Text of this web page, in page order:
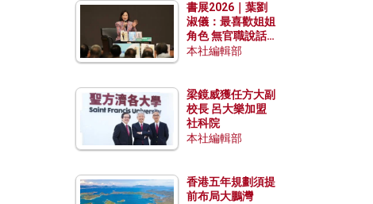
書展2026｜葉劉
淑儀：最喜歡姐姐
角色 無官職說話
包袱少
本社編輯部
梁鏡威獲任方大副
校長 呂大樂加盟
社科院
本社編輯部
香港五年規劃須提
前布局大鵬灣